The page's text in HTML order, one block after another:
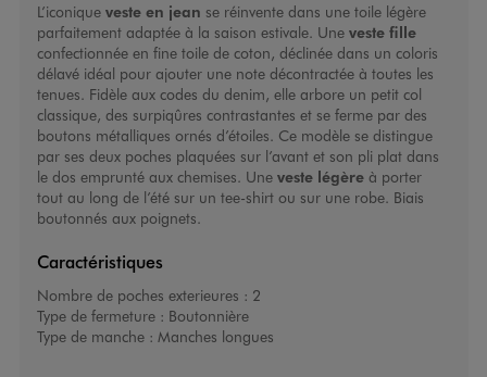
L’iconique veste en jean se réinvente dans une toile légère
parfaitement adaptée à la saison estivale. Une veste fille
confectionnée en fine toile de coton, déclinée dans un coloris
délavé idéal pour ajouter une note décontractée à toutes les
tenues. Fidèle aux codes du denim, elle arbore un petit col
classique, des surpiqûres contrastantes et se ferme par des
boutons métalliques ornés d’étoiles. Ce modèle se distingue
par ses deux poches plaquées sur l’avant et son pli plat dans
le dos emprunté aux chemises. Une veste légèreà porter
tout au long de l’été sur un tee-shirt ou sur une robe. Biais
boutonnés aux poignets.
Caractéristiques
Nombre de poches exterieures : 2
Type de fermeture : Boutonnière
Type de manche : Manches longues